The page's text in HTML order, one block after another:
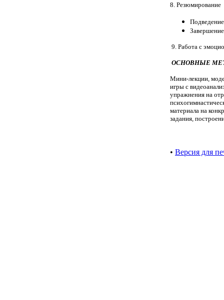
8. Резюмирование
9. Работа с
ОСНОВНЫЕ
Мини-лекции,
игры с
упражнения на
материала на
задания,
• Версия для